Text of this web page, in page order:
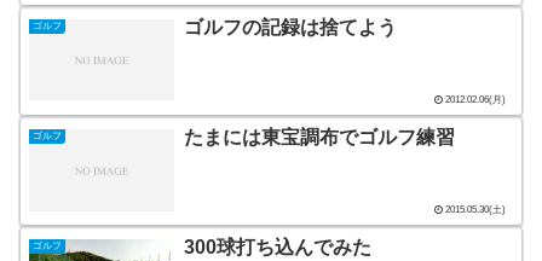
ゴルフ ゴルフの記録は捨てよう
2012.02.06(月)
ゴルフ たまには東宝調布でゴルフ練習
2015.05.30(土)
ゴルフ 300球打ち込んでみた